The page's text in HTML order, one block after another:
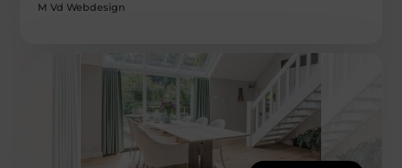
M Vd Webdesign